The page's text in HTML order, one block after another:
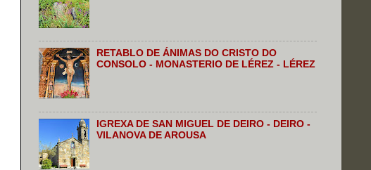
RETABLO DE ÁNIMAS DO CRISTO DO
CONSOLO - MONASTERIO DE LÉREZ - LÉREZ
IGREXA DE SAN MIGUEL DE DEIRO - DEIRO -
VILANOVA DE AROUSA